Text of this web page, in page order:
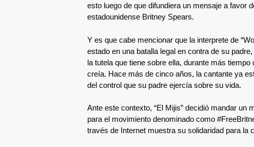
esto luego de que difundiera un mensaje a favor
estadounidense Britney Spears.
Y es que cabe mencionar que la interprete de
estado en una batalla legal en contra de su
la tutela que tiene sobre ella, durante más tiempo
creía. Hace más de cinco años, la cantante ya
del control que su padre ejercía sobre su vida.
Ante este contexto, “El Mijis” decidió mandar un
para el movimiento denominado como
través de Internet muestra su solidaridad para la